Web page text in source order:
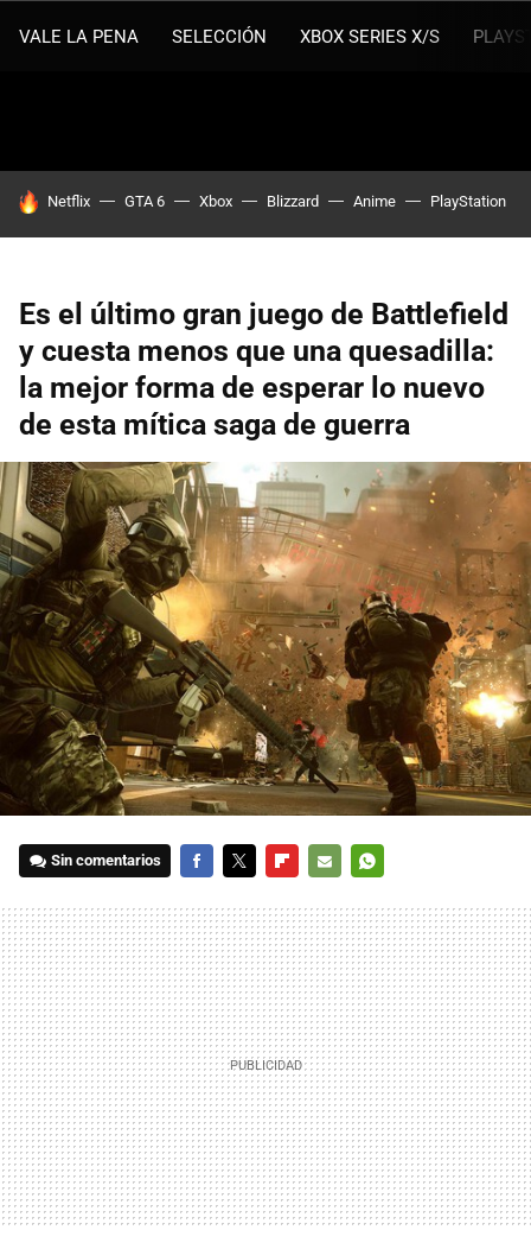
VALE LA PENA SELECCIÓN XBOX SERIES X/S
HOY SE HABLA DE
Netflix GTA 6 Xbox Blizzard Anime PlayStation
Es el último gran juego de Battlefield
y cuesta menos que una quesadilla:
la mejor forma de esperar lo nuevo
de esta mítica saga de guerra
Sin comentarios
MAIL